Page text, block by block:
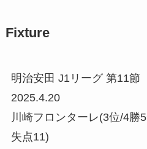
Fixture
明治安田 J1リーグ 第11節
2025.4.20
川崎フロンターレ(3位/4勝
失点11)